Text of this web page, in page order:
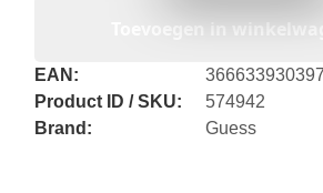
Toevoegen in
EAN:
Product ID / SKU:
574942
Brand:
Guess